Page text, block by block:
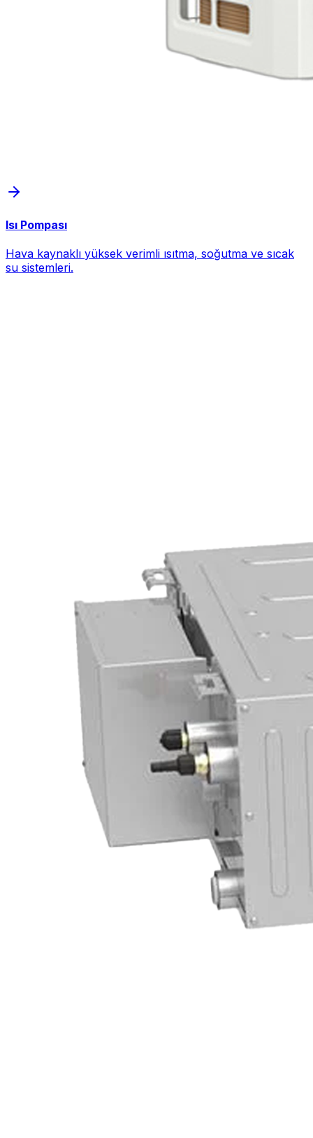
Isı Pompası
Hava kaynaklı yüksek verimli ısıtma, soğutma ve sıcak
su sistemleri.